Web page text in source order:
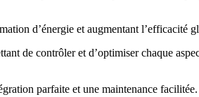
d’énergie et augmentant l’efficacité
de contrôler et d’optimiser chaque
parfaite et une maintenance facilitée.